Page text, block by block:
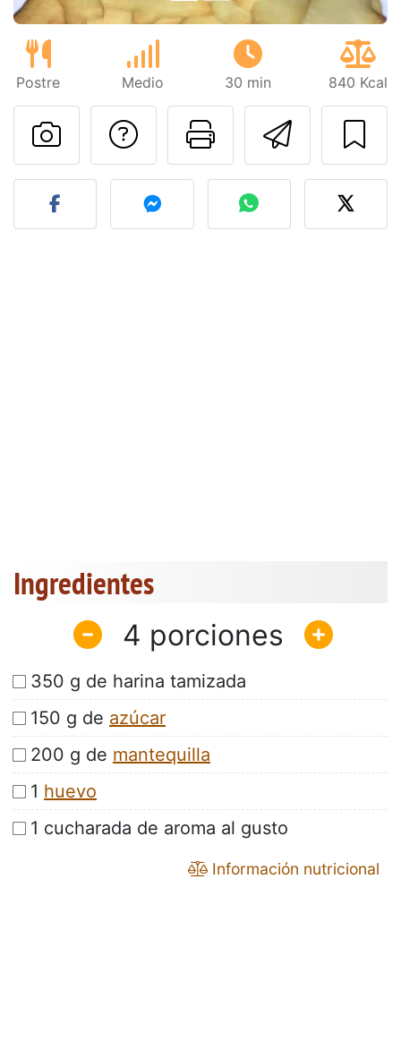
Postre Medio 30 min 840 Kcal
Imprimir
Preguntar al autor
Publicar la foto de esta
Ingredientes
4
350 g de harina tamizada
150 g de azúcar
200 g de mantequilla
1 huevo
1 cucharada de aroma al gusto
Información nutricional